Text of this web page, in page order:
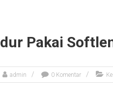
Pakai
admin 0 Komentar